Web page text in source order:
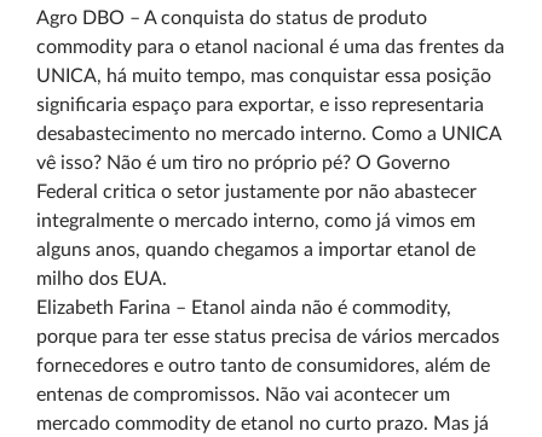
Agro DBO – A conquista do status de produto
commodity para o etanol nacional é uma das frentes da
UNICA, há muito tempo, mas conquistar essa posição
significaria espaço para exportar, e isso representaria
desabastecimento no mercado interno. Como a UNICA
vê isso? Não é um tiro no próprio pé? O Governo
Federal critica o setor justamente por não abastecer
integralmente o mercado interno, como já vimos em
alguns anos, quando chegamos a importar etanol de
milho dos EUA.
Elizabeth Farina – Etanol ainda não é commodity,
porque para ter esse status precisa de vários mercados
fornecedores e outro tanto de consumidores, além de
entenas de compromissos. Não vai acontecer um
mercado commodity de etanol no curto prazo. Mas já